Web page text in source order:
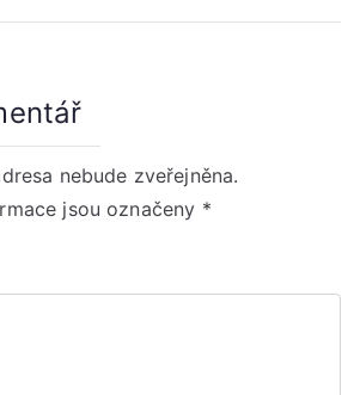
nebude zveřejněna.
jsou označeny *